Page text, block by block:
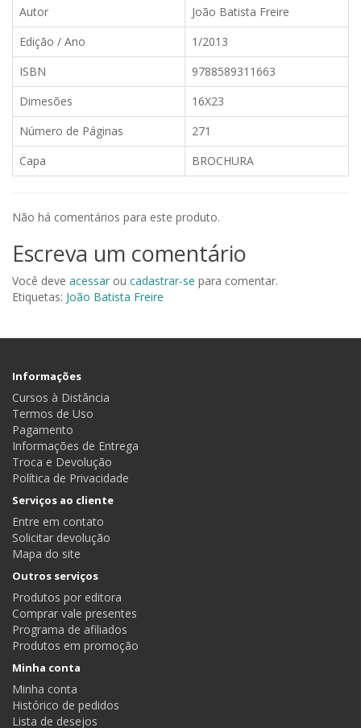
Autor
João Batista Freire
Edição / Ano
1/2013
ISBN
9788589311663
Dimesões
16X23
Número de Páginas
271
Capa
BROCHURA
Não há comentários para este produto.
Escreva um comentário
Você deve acessar ou cadastrar-se para comentar.
Etiquetas: João Batista Freire
Informações
Cursos à Distância
Termos de Uso
Pagamento
Informações de Entrega
Troca e Devolução
Política de Privacidade
Serviços ao cliente
Entre em contato
Solicitar devolução
Mapa do site
Outros serviços
Produtos por editora
Comprar vale presentes
Programa de afiliados
Produtos em promoção
Minha conta
Minha conta
Histórico de pedidos
Lista de desejos